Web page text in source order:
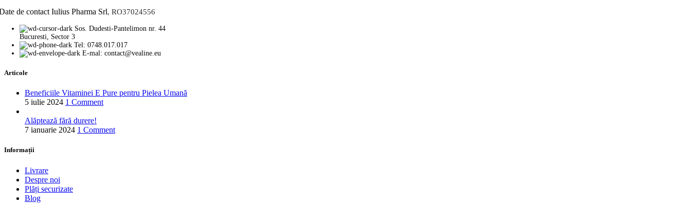
de contact Iulius Pharma Srl, RO37024556
Sos. Dudesti-Pantelimon nr. 44
Bucuresti, Sector 3
Tel: 0748.017.017
E-mal: contact@vealine.eu
Articole
Beneficiile Vitaminei E Pure pentru Pielea Umană
5 iulie 2024 1 Comment
Alăptează fără durere!
7 ianuarie 2024 1 Comment
Informații
Livrare
Despre noi
Plăți securizate
Blog